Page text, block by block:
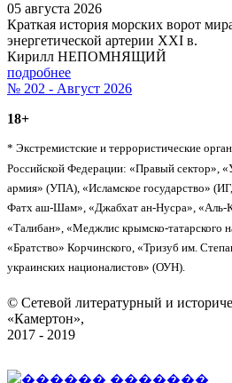
05 августа 2026
Краткая история морских ворот
энергетической артерии XXI в.
Кирилл НЕПОМНЯЩИЙ
подробнее
№ 202 - Август 2026
18+
* Экстремистские и террористические
Российской Федерации: «Правый сектор»,
армия» (УПА), «Исламское государство»
Фатх аш-Шам», «Джабхат ан-Нусра»,
«Талибан», «Меджлис крымско-татарского
«Братство» Корчинского, «Тризуб им.
украинских националистов» (ОУН).
© Сетевой литературный и
«Камертон»,
2017 - 2019